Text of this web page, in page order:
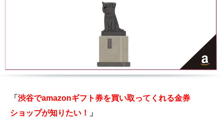
「 渋谷でamazonギフト券を買い取ってくれる金券
ショップが知りたい！
」